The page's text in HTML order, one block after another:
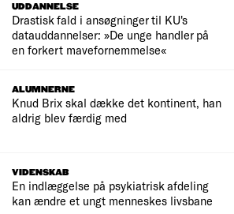
UDDANNELSE
Drastisk fald i ansøgninger til KU's
datauddannelser: »De unge handler på
en forkert mavefornemmelse«
ALUMNERNE
Knud Brix skal dække det kontinent, han
aldrig blev færdig med
VIDENSKAB
En indlæggelse på psykiatrisk afdeling
kan ændre et ungt menneskes livsbane